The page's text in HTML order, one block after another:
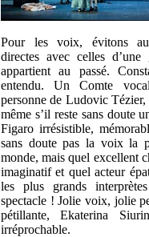
Pour les voix, évitons
directes avec celles
appartient au passé.
entendu. Un Comte
personne de Ludovic
même s’il reste sans doute
Figaro irrésistible,
sans doute pas la voix la
monde, mais quel excellent
imaginatif et quel acteur
les plus grands
spectacle ! Jolie voix, jolie
pétillante, Ekaterina
irréprochable.